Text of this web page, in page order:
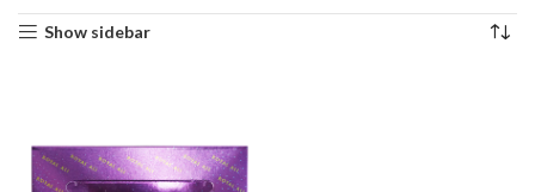
Show sidebar